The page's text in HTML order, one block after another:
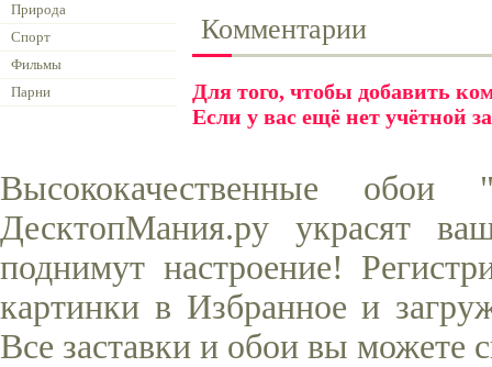
Природа
Спорт
Фильмы
Парни
Комментарии
Для того, чтобы добавить
Если у вас ещё нет учётной
Высококачественные
ДесктопМания.ру украсят
поднимут настроение!
картинки в Избранное и
Все заставки и обои вы можете